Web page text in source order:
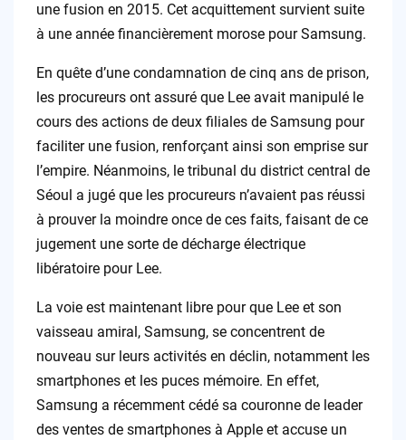
une fusion en 2015. Cet acquittement survient suite
à une année financièrement morose pour Samsung.
En quête d’une condamnation de cinq ans de prison,
les procureurs ont assuré que Lee avait manipulé le
cours des actions de deux filiales de Samsung pour
faciliter une fusion, renforçant ainsi son emprise sur
l’empire. Néanmoins, le tribunal du district central de
Séoul a jugé que les procureurs n’avaient pas réussi
à prouver la moindre once de ces faits, faisant de ce
jugement une sorte de décharge électrique
libératoire pour Lee.
La voie est maintenant libre pour que Lee et son
vaisseau amiral, Samsung, se concentrent de
nouveau sur leurs activités en déclin, notamment les
smartphones et les puces mémoire. En effet,
Samsung a récemment cédé sa couronne de leader
des ventes de smartphones à Apple et accuse un